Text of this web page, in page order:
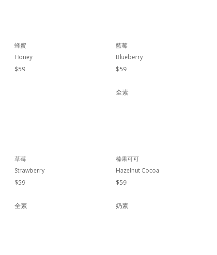
蜂蜜
Honey
$59
藍莓
Blueberry
$59
全素
草莓
Strawberry
$59
全素
榛果可可
Hazelnut Cocoa
$59
奶素